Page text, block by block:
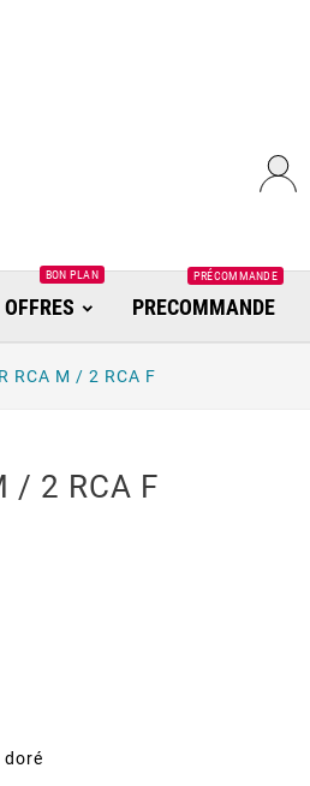
OFFRES
BON PLAN
PRECOMMANDE
PRÉCOMMANDE
RCA M / 2 RCA F
/ 2 RCA F
doré